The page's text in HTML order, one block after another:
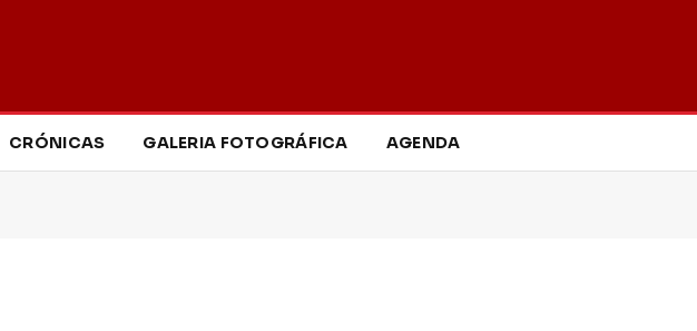
CRÓNICAS GALERIA FOTOGRÁFICA AGENDA